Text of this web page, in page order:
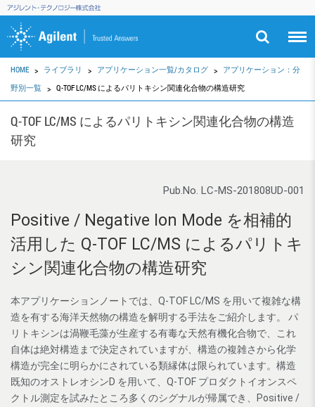
HOME ライブラリ アプリケーション一覧/カタログ
アプリケーション：分
野別一覧
Q-TOF LC/MS によるパリトキシン関連化合物の構造研究
Q-TOF LC/MS によるパリトキシン関連化合物の構造
研究
Pub.No. LC-MS-201808UD-001
Positive / Negative Ion Mode を相補的
活用した Q-TOF LC/MS によるパリトキ
シン関連化合物の構造研究
本アプリケーションノートでは、Q-TOF LC/MS を用いて複雑な構
造を有する海洋天然物の構造を解明する手法をご紹介します。 パ
リトキシンは渦鞭毛藻が生産する有毒な天然有機化合物で、これ
自体は絶対構造まで決定されていますが、構造の複雑さから化学
構造が完全に明らかにされている類縁体は限られています。構造
既知のオストレオシンD を用いて、Q-TOF プロダクトイオンスペ
クトル測定を試みたところ多くのシグナルが帰属でき、Positive /